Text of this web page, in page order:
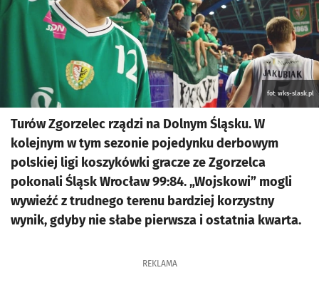
fot: wks-slask.pl
Turów Zgorzelec rządzi na Dolnym Śląsku. W
kolejnym w tym sezonie pojedynku derbowym
polskiej ligi koszykówki gracze ze Zgorzelca
pokonali Śląsk Wrocław 99:84. „Wojskowi” mogli
wywieźć z trudnego terenu bardziej korzystny
wynik, gdyby nie słabe pierwsza i ostatnia kwarta.
REKLAMA